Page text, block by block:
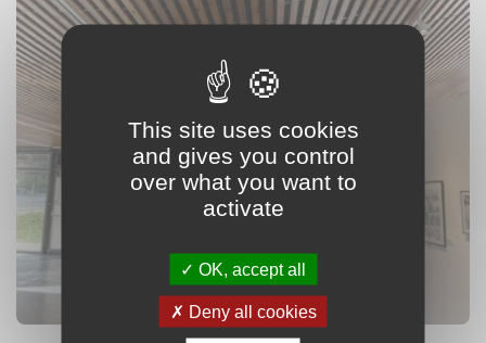
This site uses cookies
and gives you control
over what you want to
activate
OK, accept all
Deny all cookies